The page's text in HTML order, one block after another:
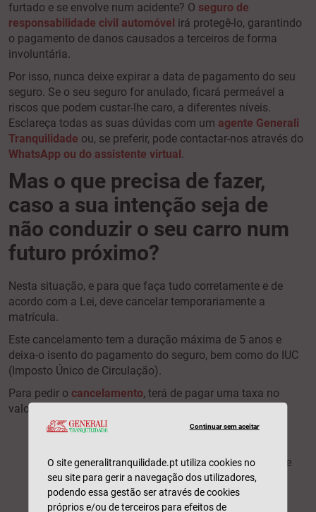
furtado e se envolve num acidente? O seguro de
responsabilidade civil automóvel irá protegê-lo, garantindo
o pagamento de danos causados a terceiros de forma
involuntária.
Por isso, nunca deixe expirar a data de pagamento do seu
seguro. Se o seu seguro for anulado, ficará permeável a
riscos que podem custar-lhe caro, a diferentes níveis.
Esclareça todas as suas dúvidas com um agente Generali
Tranquilidade ou, se preferir, pode contactar-nos através do
WhatsApp ou do assistente virtual .
Mas o que precisa de fazer,
caso a sua intenção seja de
não conduzir o seu carro num
futuro próximo?
Nesta situação, e para que faça tudo corretamente e de
acordo com a Lei, deve cancelar temporariamente a
matrícula.
Este cancelamento tem a duração máxima de 5 anos e
deixa-o isento do pagamento do seguro, bem como do IUC
(Imposto Único de Circulação).
Para pedir o cancelamento, terá de pagar uma taxa no
valor de 10€ e reunir os documentos abaixo:
Formulário
Modelo 9 IMTpreenchido;
Certificado de matrícula ou livrete e título de
registo de propriedade do veículo;
Documento comprovativo da propriedade
emitido pela Conservatória do Registo
Continuar sem aceitar
O site generalitranquilidade.pt utiliza cookies no
seu site para gerir a navegação dos utilizadores,
podendo essa gestão ser através de cookies
próprios e/ou de terceiros para efeitos de